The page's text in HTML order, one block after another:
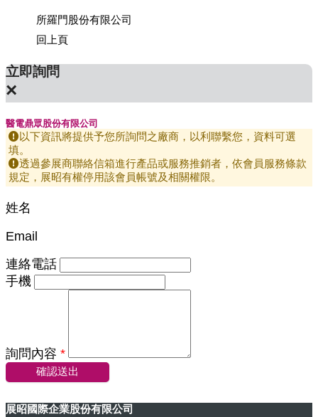
所羅門股份有限公司
回上頁
立即詢問
×
醫電鼎眾股份有限公司
以下資訊將提供予您所詢問之廠商，以利聯繫您，資料可選
填。
透過參展商聯絡信箱進行產品或服務推銷者，依會員服務條款
規定，展昭有權停用該會員帳號及相關權限。
姓名
Email
連絡電話
手機
詢問內容 *
確認送出
展昭國際企業股份有限公司